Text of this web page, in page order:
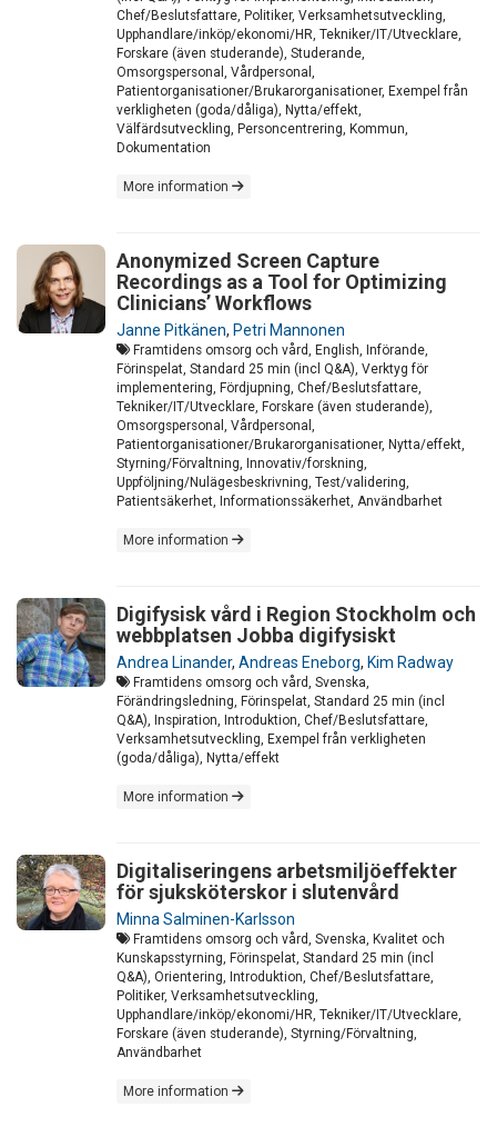
Chef/Beslutsfattare, Politiker, Verksamhetsutveckling,
Upphandlare/inköp/ekonomi/HR, Tekniker/IT/Utvecklare,
Forskare (även studerande), Studerande,
Omsorgspersonal, Vårdpersonal,
Patientorganisationer/Brukarorganisationer, Exempel från
verkligheten (goda/dåliga), Nytta/effekt,
Välfärdsutveckling, Personcentrering, Kommun,
Dokumentation
More information
Anonymized Screen Capture
Recordings as a Tool for Optimizing
Clinicians’ Workflows
Janne Pitkänen, Petri Mannonen
Framtidens omsorg och vård, English, Införande,
Förinspelat, Standard 25 min (incl Q&A), Verktyg för
implementering, Fördjupning, Chef/Beslutsfattare,
Tekniker/IT/Utvecklare, Forskare (även studerande),
Omsorgspersonal, Vårdpersonal,
Patientorganisationer/Brukarorganisationer, Nytta/effekt,
Styrning/Förvaltning, Innovativ/forskning,
Uppföljning/Nulägesbeskrivning, Test/validering,
Patientsäkerhet, Informationssäkerhet, Användbarhet
More information
Digifysisk vård i Region Stockholm och
webbplatsen Jobba digifysiskt
Andrea Linander, Andreas Eneborg, Kim Radway
Framtidens omsorg och vård, Svenska,
Förändringsledning, Förinspelat, Standard 25 min (incl
Q&A), Inspiration, Introduktion, Chef/Beslutsfattare,
Verksamhetsutveckling, Exempel från verkligheten
(goda/dåliga), Nytta/effekt
More information
Digitaliseringens arbetsmiljöeffekter
för sjuksköterskor i slutenvård
Minna Salminen-Karlsson
Framtidens omsorg och vård, Svenska, Kvalitet och
Kunskapsstyrning, Förinspelat, Standard 25 min (incl
Q&A), Orientering, Introduktion, Chef/Beslutsfattare,
Politiker, Verksamhetsutveckling,
Upphandlare/inköp/ekonomi/HR, Tekniker/IT/Utvecklare,
Forskare (även studerande), Styrning/Förvaltning,
Användbarhet
More information